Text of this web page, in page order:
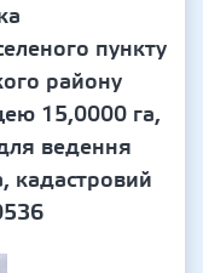
пункту
району
15,0000 га,
ведення
кадастровий